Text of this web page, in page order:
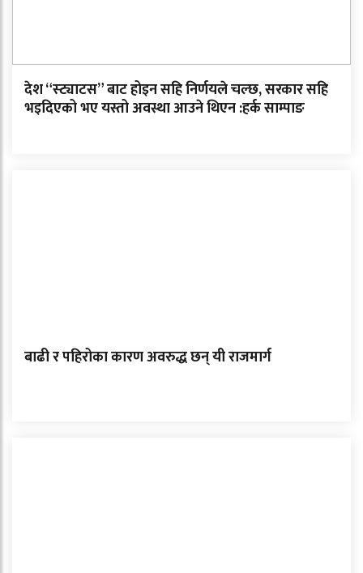
देश “स्ट्याटस” बाट होइन सहि निर्णयले चल्छ, सरकार सहि
भइदिएको भए यस्तो अवस्था आउने थिएन :हर्क साम्पाङ
बाढी र पहिरोका कारण अवरुद्ध छन् यी राजमार्ग